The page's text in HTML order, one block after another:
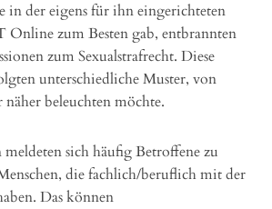
in der eigens für ihn eingerichteten
zum Besten gab, entbrannten
zum Sexualstrafrecht. Diese
unterschiedliche Muster, von
beleuchten möchte.
meldeten sich häufig Betroffene zu
die fachlich/beruflich mit der
Das können